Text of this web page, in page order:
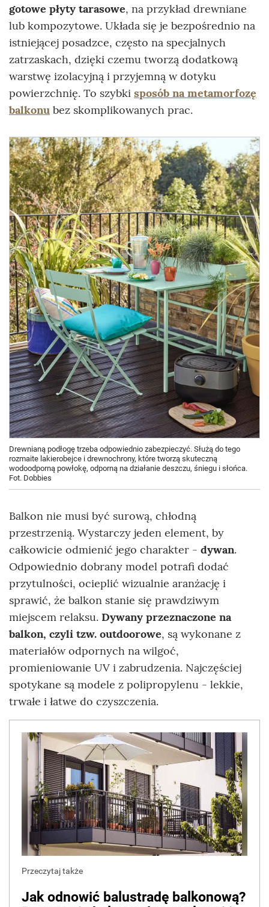
gotowe płyty tarasowe, na przykład drewniane
lub kompozytowe. Układa się je bezpośrednio na
istniejącej posadzce, często na specjalnych
zatrzaskach, dzięki czemu tworzą dodatkową
warstwę izolacyjną i przyjemną w dotyku
powierzchnię. To szybki sposób na metamorfozę
balkonu bez skomplikowanych prac.
Drewnianą podłogę trzeba odpowiednio zabezpieczyć. Służą do tego
rozmaite lakierobejce i drewnochrony, które tworzą skuteczną
wodoodporną powłokę, odporną na działanie deszczu, śniegu i słońca.
Fot. Dobbies
Balkon nie musi być surową, chłodną
przestrzenią. Wystarczy jeden element, by
całkowicie odmienić jego charakter - dywan.
Odpowiednio dobrany model potrafi dodać
przytulności, ocieplić wizualnie aranżację i
sprawić, że balkon stanie się prawdziwym
miejscem relaksu. Dywany przeznaczone na
balkon, czyli tzw. outdoorowe, są wykonane z
materiałów odpornych na wilgoć,
promieniowanie UV i zabrudzenia. Najczęściej
spotykane są modele z polipropylenu - lekkie,
trwałe i łatwe do czyszczenia.